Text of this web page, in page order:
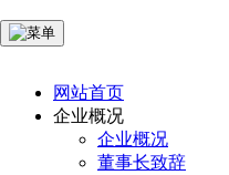
网站首页
企业概况
企业概况
董事长致辞